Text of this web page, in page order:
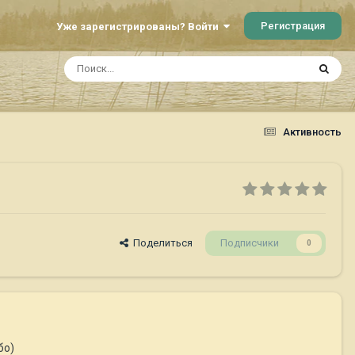
Уже зарегистрированы? Войти Регистрация
Активность
Поделиться Подписчики 0